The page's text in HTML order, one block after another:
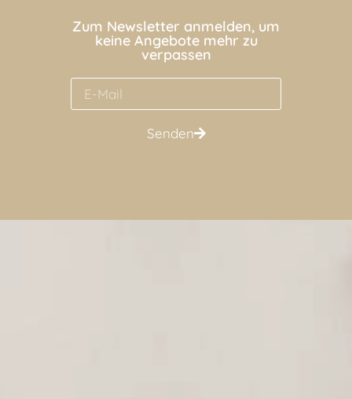
Zum Newsletter anmelden, um
keine Angebote mehr zu
verpassen
Senden